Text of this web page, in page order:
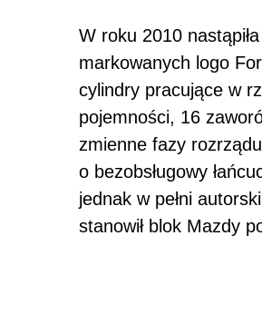
W roku 2010
markowanych logo
cylindry pracujące w
pojemności, 16
zmienne fazy
o bezobsługowy
jednak w pełni
stanowił blok Mazdy